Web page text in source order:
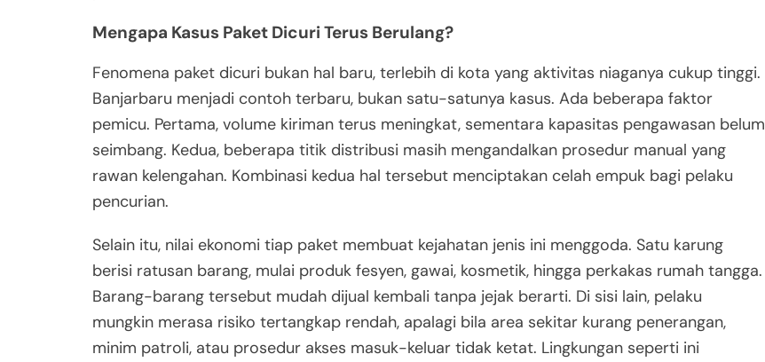
Mengapa Kasus Paket Dicuri Terus Berulang?
Fenomena paket dicuri bukan hal baru, terlebih di kota yang aktivitas niaganya cukup tinggi.
Banjarbaru menjadi contoh terbaru, bukan satu-satunya kasus. Ada beberapa faktor
pemicu. Pertama, volume kiriman terus meningkat, sementara kapasitas pengawasan belum
seimbang. Kedua, beberapa titik distribusi masih mengandalkan prosedur manual yang
rawan kelengahan. Kombinasi kedua hal tersebut menciptakan celah empuk bagi pelaku
pencurian.
Selain itu, nilai ekonomi tiap paket membuat kejahatan jenis ini menggoda. Satu karung
berisi ratusan barang, mulai produk fesyen, gawai, kosmetik, hingga perkakas rumah tangga.
Barang-barang tersebut mudah dijual kembali tanpa jejak berarti. Di sisi lain, pelaku
mungkin merasa risiko tertangkap rendah, apalagi bila area sekitar kurang penerangan,
minim patroli, atau prosedur akses masuk-keluar tidak ketat. Lingkungan seperti ini